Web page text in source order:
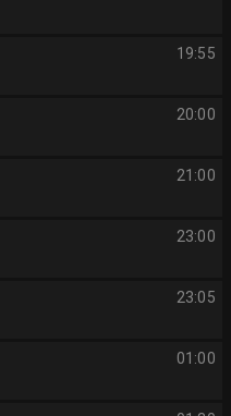
19:55
20:00
21:00
23:00
23:05
01:00